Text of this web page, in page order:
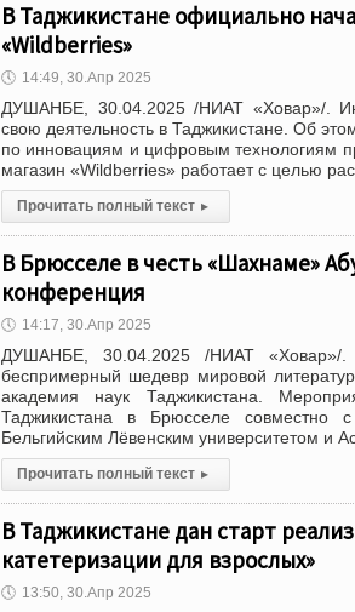
В Таджикистане официально
«Wildberries»
🕔 14:49, 30.Апр 2025
ДУШАНБЕ, 30.04.2025 /НИАТ «Ховар»/.
свою деятельность в Таджикистане. Об
по инновациям и цифровым технологиям
магазин «Wildberries» работает с целью
Прочитать полный текст ▸
В Брюсселе в честь «Шахнаме»
конференция
🕔 14:17, 30.Апр 2025
ДУШАНБЕ, 30.04.2025 /НИАТ «Ховар»/
беспримерный шедевр мировой
академия наук Таджикистана.
Таджикистана в Брюсселе совместно
Бельгийским Лёвенским университетом и
Прочитать полный текст ▸
В Таджикистане дан старт
катетеризации для взрослых»
🕔 13:50, 30.Апр 2025